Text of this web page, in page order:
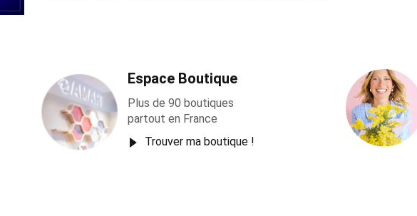
Espace Boutique
Plus de 90 boutiques
partout en France
Trouver ma boutique !